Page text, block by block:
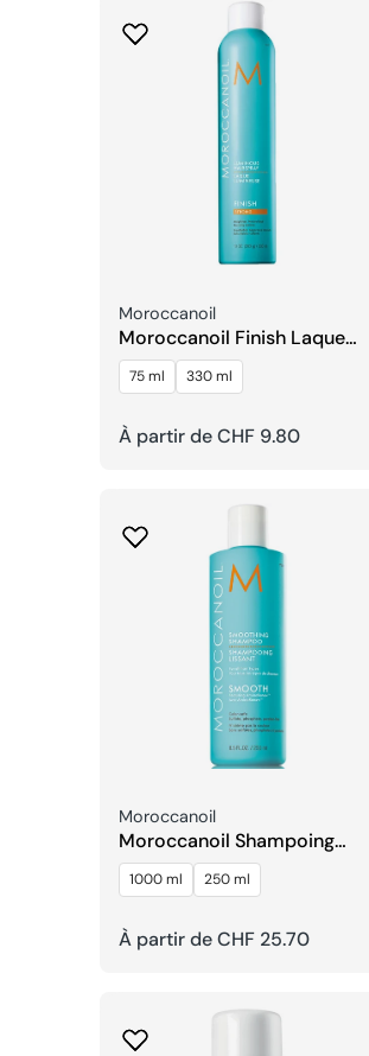
Fournisseur:
Moroccanoil
Moroccanoil Finish Laque
Luminous
75 ml 330 ml
Prix
À partir de CHF 9.80
Fournisseur:
Moroccanoil
Moroccanoil Shampoing
Lissant
1000 ml 250 ml
Prix
À partir de CHF 25.70